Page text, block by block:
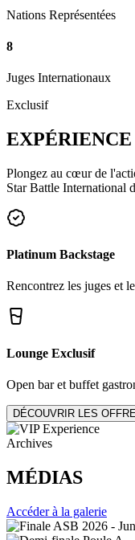
Nations Représentées
8
Juges Internationaux
Exclusif
EXPÉRIENCE
Plongez au cœur de
Star Battle International
Platinum Backstage
Rencontrez les juges et
Lounge Exclusif
Open bar et buffet
DÉCOUVRIR LES
Archives
MÉDIAS
Accéder à la galerie